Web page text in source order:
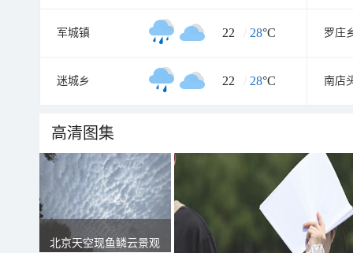
军城镇 22 / 28°C 罗庄
迷城乡 22 / 28°C 南店
高清图集
北京天空现鱼鳞云景观